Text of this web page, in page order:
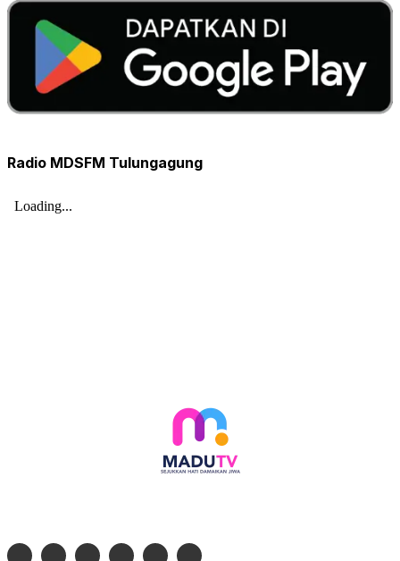
Radio MDSFM Tulungagung